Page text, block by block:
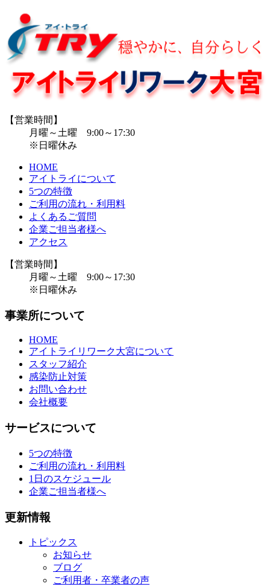
【営業時間】
月曜～土曜 9:00～17:30
※日曜休み
HOME
アイトライについて
5つの特徴
ご利用の流れ・利用料
よくあるご質問
企業ご担当者様へ
アクセス
【営業時間】
月曜～土曜 9:00～17:30
※日曜休み
事業所について
HOME
アイトライリワーク大宮について
スタッフ紹介
感染防止対策
お問い合わせ
会社概要
サービスについて
5つの特徴
ご利用の流れ・利用料
1日のスケジュール
企業ご担当者様へ
更新情報
トピックス
お知らせ
ブログ
ご利用者・卒業者の声